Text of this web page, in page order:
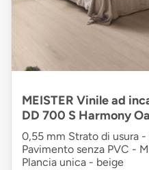
MEISTER Vinile ad
DD 700 S Harmony
0,55 mm Strato di usura
Pavimento senza PVC -
Plancia unica - beige